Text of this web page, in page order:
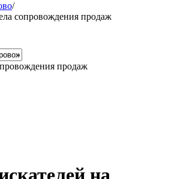
/
сопровождения продаж
продаж